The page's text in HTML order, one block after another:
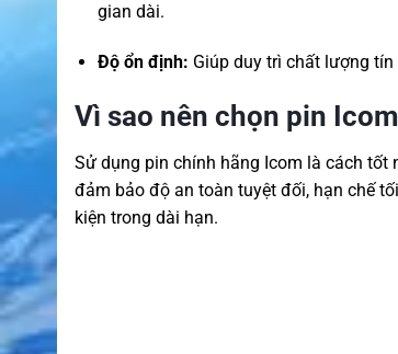
gian dài.
Độ ổn định: Giúp duy trì chất lượng
Vì sao nên chọn pin
Sử dụng pin chính hãng Icom là cách tốt
đảm bảo độ an toàn tuyệt đối, hạn chế
kiện trong dài hạn.